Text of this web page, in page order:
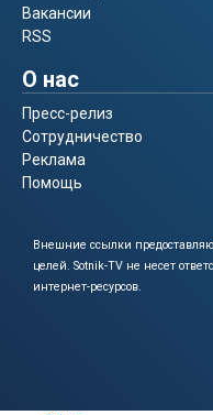
Вакансии
RSS
О нас
Пресс-релиз
Сотрудничество
Реклама
Помощь
Внешние ссылки
целей. Sotnik-TV не несет
интернет-ресурсов.